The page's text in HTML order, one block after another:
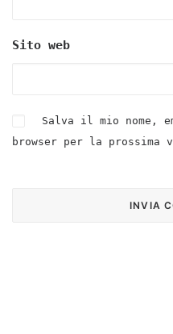
Sito web
Salva il mio nome,
browser per la prossima